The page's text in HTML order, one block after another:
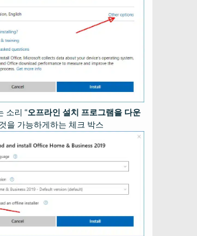
소리 “오프라인 설치 프로그램을 다운
을 가능하게하는 체크 박스